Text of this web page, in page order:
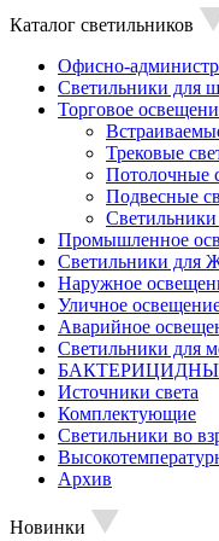
Каталог светильников
Офисно-
Светильники для
Торговое
Трековые
Потолочные
Подвесные
Промышленное
Светильники для
Наружное
Уличное
Аварийное
Светильники для
Источники света
Комплектующие
Светильники во
Архив
Новинки